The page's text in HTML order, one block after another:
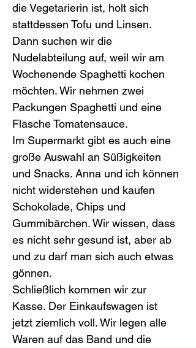
die Vegetarierin ist, holt sich
stattdessen Tofu und Linsen.
Dann suchen wir die
Nudelabteilung auf, weil wir am
Wochenende Spaghetti kochen
möchten. Wir nehmen zwei
Packungen Spaghetti und eine
Flasche Tomatensauce.
Im Supermarkt gibt es auch eine
große Auswahl an Süßigkeiten
und Snacks. Anna und ich können
nicht widerstehen und kaufen
Schokolade, Chips und
Gummibärchen. Wir wissen, dass
es nicht sehr gesund ist, aber ab
und zu darf man sich auch etwas
gönnen.
Schließlich kommen wir zur
Kasse. Der Einkaufswagen ist
jetzt ziemlich voll. Wir legen alle
Waren auf das Band und die